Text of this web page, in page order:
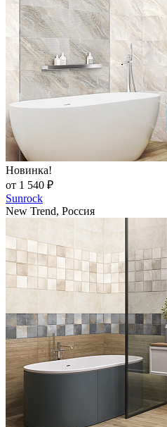
Новинка!
от 1 540 ₽
Sunrock
New Trend, Россия